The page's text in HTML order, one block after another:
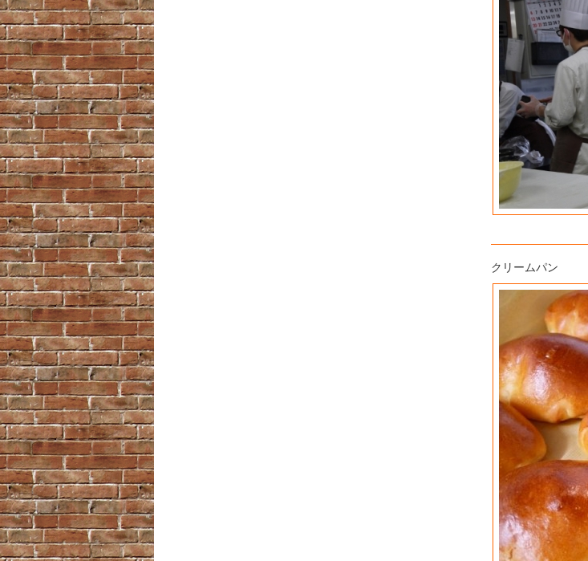
クリームパン